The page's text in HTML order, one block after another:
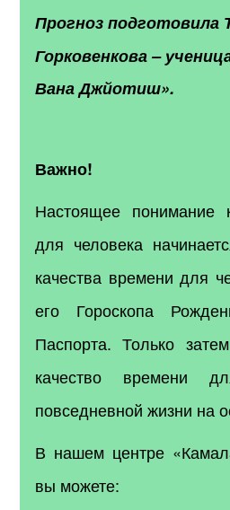
Прогноз подготовила
Горковенкова –
Вана Джйотиш».
Важно!
Настоящее понимание
для человека
качества времени для
его Гороскопа
Паспорта. Только
качество времени
повседневной жизни на
В нашем центре
вы можете: